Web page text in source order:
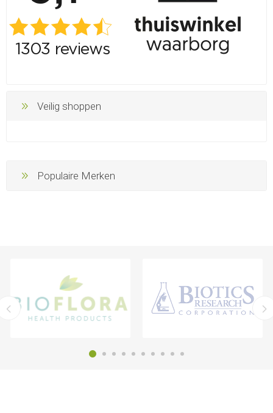
Veilig shoppen
Populaire Merken